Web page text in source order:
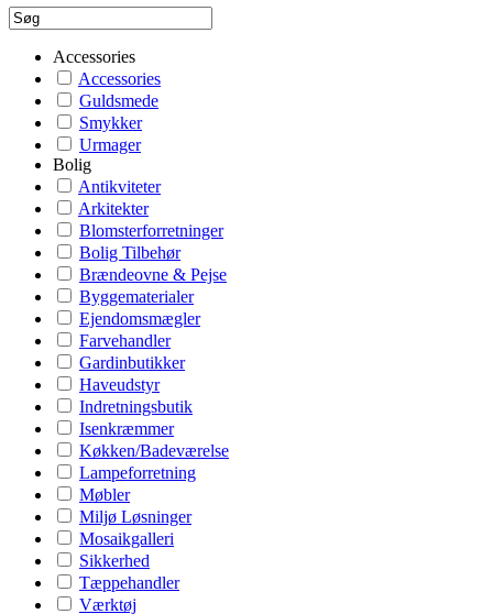
Accessories
Accessories
Guldsmede
Smykker
Urmager
Bolig
Antikviteter
Arkitekter
Blomsterforretninger
Bolig Tilbehør
Brændeovne & Pejse
Byggematerialer
Ejendomsmægler
Farvehandler
Gardinbutikker
Haveudstyr
Indretningsbutik
Isenkræmmer
Køkken/Badeværelse
Lampeforretning
Møbler
Miljø Løsninger
Mosaikgalleri
Sikkerhed
Tæppehandler
Værktøj